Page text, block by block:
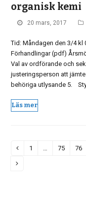
organisk kemi
20 mars, 2017
Tid: Måndagen den 3/4 kl
Förhandlingar (pdf)
Val av ordförande och
justeringsperson att
behöriga utlysande 5.
Läs mer
PreviousPage
1 … Page
75 76
Next